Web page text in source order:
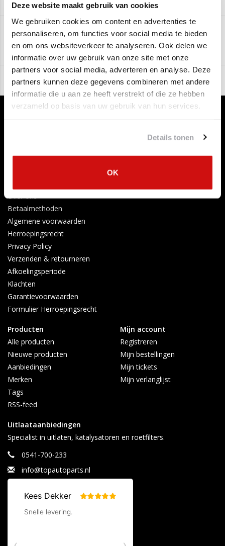
Deze website maakt gebruik van cookies
We gebruiken cookies om content en advertenties te
personaliseren, om functies voor social media te bieden
en om ons websiteverkeer te analyseren. Ook delen we
informatie over uw gebruik van onze site met onze
partners voor social media, adverteren en analyse. Deze
partners kunnen deze gegevens combineren met andere
informatie die u aan ze heeft verstrekt of die ze hebben
verzameld op basis van uw gebruik van hun services.
Details tonen
OK
Mercedes-Benz E-Klasse T-Model E350 D
(Van 2016 t/m 2018)
Mercedes-Benz E-Klasse E200(135kW/184PK) (Van 2016
t/m 2019)
Mercedes-Benz E-Klasse E250 (155kW/211PK) (Van 2016
t/m 2023)
Mercedes-Benz E-Klasse E300 e(235kW/320PK) (Van 2018
t/m 2023)
Mercedes-Benz E-Klasse E300 (180kW/245PK) (Van 2016
(210kW/286PK) (Van 2016
Mercedes-Benz E-Klasse E400(245kW/333PK) (Van 2016
t/m 2018)
Mercedes-Benz E-Klasse E450
t/m 2020)
Mercedes-Benz E-Klasse AMG E43
2016 t/m 2018)
Mercedes-Benz E-Klasse AMG E53 EQ
Boost(320kW/435PK) (Van 2018 t/m 2023)
Mercedes-Benz E-Klasse AMG E63
2017 t/m 2021)
Mercedes-Benz E-Klasse AMG E63S
2017 t/m 2023)
Twijfelt u of deze roetfilter geschikt is voor uw auto?
De originele nummers van deze roetfilter zijn: A2134900392,
A2134900692
Heeft u vragen? Aan de hand van uw kenteken of
chassisnummer kunnen wij uitzoeken welke roetfilter de juiste
Topautoparts
Voortsweg 23
7661PD, Vasse.
Afhalen alleen op afspraak
Contact:
info@topautoparts.nl
0541-700-233
Aan verlanglijst toevoegen/Toevoegen om te vergelijken/ Afdrukken
Over ons
Betaalmethoden
Algemene voorwaarden
Herroepingsrecht
Privacy Policy
Verzenden & retourneren
Afkoelingsperiode
Klachten
Garantievoorwaarden
Formulier Herroepingsrecht
Producten
Alle producten
Nieuwe producten
Aanbiedingen
Merken
Tags
RSS-feed
Mijn account
Registreren
Mijn bestellingen
Mijn tickets
Mijn verlanglijst
Uitlaataanbiedingen
Specialist in uitlaten, katalysatoren en roetfilters.
0541-700-233
info@topautoparts.nl